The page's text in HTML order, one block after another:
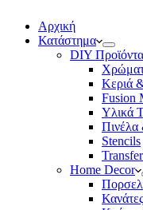
results
Αρχική
Κατάστημα
DIY Προϊόντα
Κεριά
Fusion
Υλικά
Πινέλα
Stencils
Home Decor
Κανάτες